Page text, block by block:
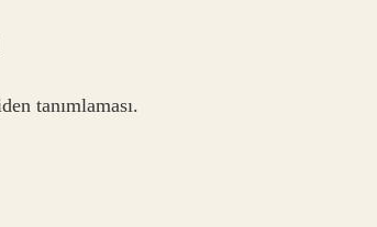
tanımlaması.